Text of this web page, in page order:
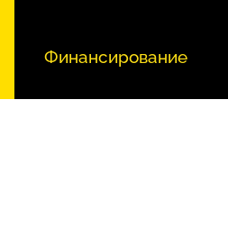
Финансирование